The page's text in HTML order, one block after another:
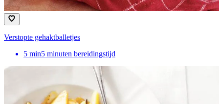
Verstopte gehaktballetjes
5 min5 minuten bereidingstijd